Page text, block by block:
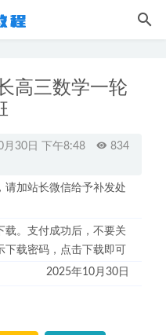
高三数学一轮
月30日 下午8:48
834
请加站长微信给予补发处
载。支付成功后，不要关
载密码，点击下载即可
2025年10月30日
程全年班高考历史一二三轮
01-03
+讲义-直播/词汇/听力/晨
操控与反操控 2023-03-18
课教程+讲义（暑假班+秋